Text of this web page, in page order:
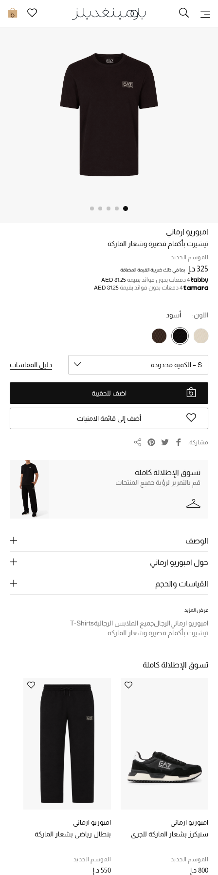
0 تخفيضات
مزيد من التخفيضات
خصم حتى 70%
تسوقوا الآن
ما وصلنا حديثاً
ما وصلنا حديثاً
الموسم الجديد
النساء
الحقائب النسائية
أحذية النسائية
الأطفال
مستلزمات المنزل
نسوقوا أحدث ما وصلنا
خصومات
حصريًا عبر الإنترنت
جميع إصدارتنا النسائية
الحب للمحلي
الملابس الرياضية النسائية
امبوريو ارماني
تيشيرت بأكمام قصيرة وشعار الماركة
الموسم الجديد
325 د.إ بما في ذلك ضريبة القيمة المضافة
4 دفعات بدون فوائد بقيمة
AED 81.25
4 دفعات بدون فوائد بقيمة
AED 81.25
اللون: أسود
S – الكمية محدودة دليل المقاسات
اضف للحقيبة
أضف إلى قائمة الامنيات
مشاركة
تسوق الإطلالة كاملة
قم بالتمرير لرؤية جميع المنتجات
الوصف
حول امبوريو ارماني
القياسات والحجم
عرض المزيد
امبوريو ارمانيالرجالجميع الملابس الرجاليةT-Shirts
تيشيرت بأكمام قصيرة وشعار الماركة
تسوق الإطلالة كاملة
امبوريو ارماني
سنيكرز بشعار الماركة للجري
الموسم الجديد
800 د.إ
امبوريو ارماني
بنطال رياضي بشعار الماركة
الموسم الجديد
550 د.إ